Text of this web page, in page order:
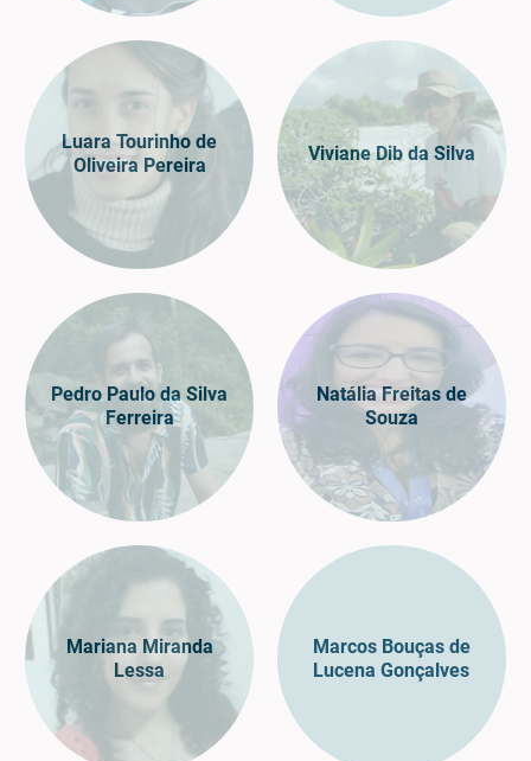
Luara Tourinho de
Oliveira Pereira
Viviane Dib da Silva
Pedro Paulo da Silva
Ferreira
Natália Freitas de
Souza
Mariana Miranda
Lessa
Marcos Bouças de
Lucena Gonçalves